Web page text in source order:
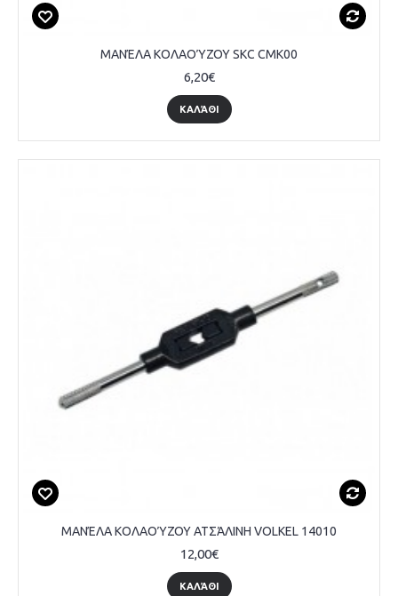
ΜΑΝΈΛΑ ΚΟΛΑΟΎΖΟΥ SKC CMK00
6,20€
ΚΑΛΆΘΙ
ΜΑΝΈΛΑ ΚΟΛΑΟΎΖΟΥ ΑΤΣΆΛΙΝΗ VOLKEL 14010
12,00€
ΚΑΛΆΘΙ